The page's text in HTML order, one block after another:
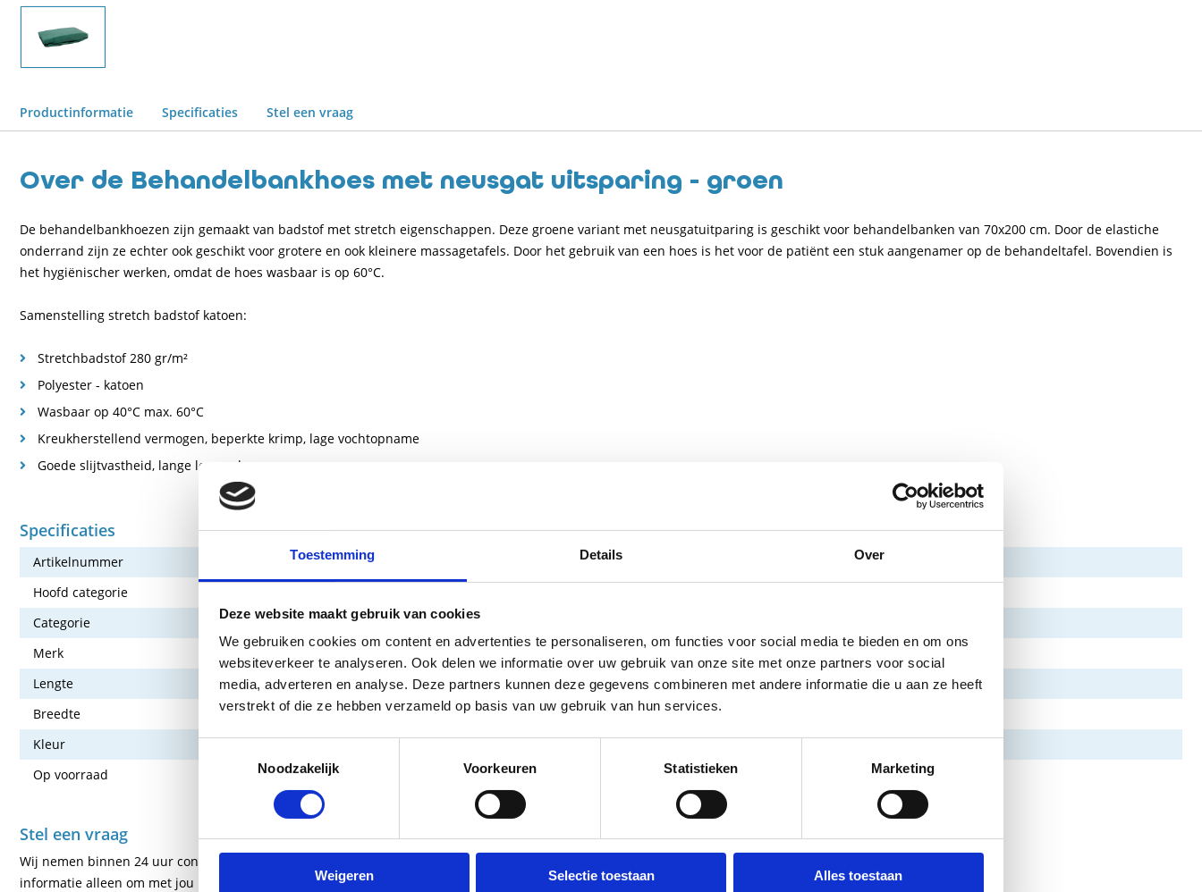
Toestemming Details Over
Deze website maakt gebruik van cookies
We gebruiken cookies om content en advertenties te personaliseren, om functies voor social media te bieden en om ons
websiteverkeer te analyseren. Ook delen we informatie over uw gebruik van onze site met onze partners voor social
media, adverteren en analyse. Deze partners kunnen deze gegevens combineren met andere informatie die u aan ze heeft
verstrekt of die ze hebben verzameld op basis van uw gebruik van hun services.
Noodzakelijk
Voorkeuren Statistieken Marketing
Weigeren Selectie toestaan Alles toestaan
Productinformatie Specificaties Stel een vraag
Over de Behandelbankhoes met neusgat uitsparing - groen
De behandelbankhoezen zijn gemaakt van badstof met stretch eigenschappen. Deze groene variant met neusgatuitparing is geschikt voor behandelbanken van 70x200 cm. Door de elastiche
onderrand zijn ze echter ook geschikt voor grotere en ook kleinere massagetafels. Door het gebruik van een hoes is het voor de patiënt een stuk aangenamer op de behandeltafel. Bovendien is
het hygiënischer werken, omdat de hoes wasbaar is op 60°C.
Samenstelling stretch badstof katoen:
Stretchbadstof 280 gr/m²
Polyester - katoen
Wasbaar op 40°C max. 60°C
Kreukherstellend vermogen, beperkte krimp, lage vochtopname
Goede slijtvastheid, lange levensduur
Specificaties
Artikelnummer
117-H-MNG-J
Hoofd categorie
Categorie
Behandeltafels - Hoezen
Merk
Lengte
200 cm
Breedte
70 cm
Kleur
Groen
Op voorraad
Ja
Stel een vraag
Wij nemen binnen 24 uur contact met je op via de e-mail of telefoon. We gebruiken je
informatie alleen om met jou in contact te komen.